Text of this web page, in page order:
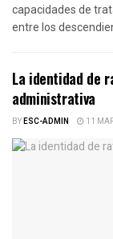
capacidades de
entre los
La identidad de
administrativa
BYESC-ADMIN 11